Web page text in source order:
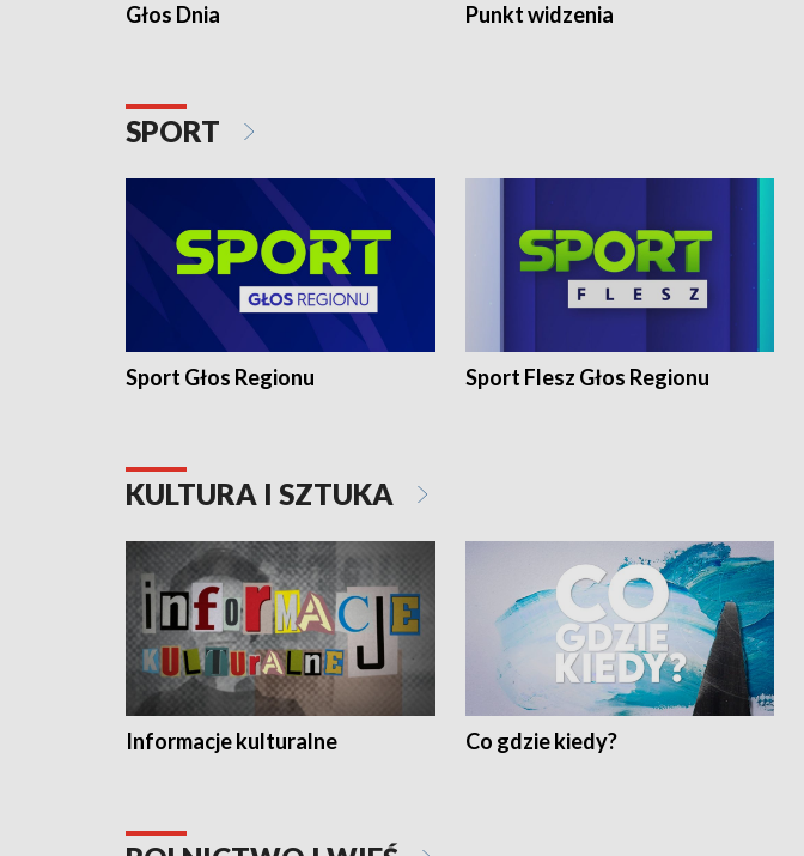
Głos Dnia Punkt widzenia
SPORT
Sport Głos Regionu Sport Flesz Głos Regionu
KULTURA I SZTUKA
Informacje kulturalne Co gdzie kiedy?